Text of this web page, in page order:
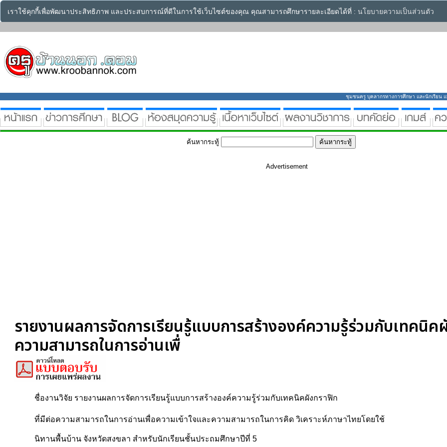
เราใช้คุกกี้เพื่อพัฒนาประสิทธิภาพ และประสบการณ์ที่ดีในการใช้เว็บไซต์ของคุณ คุณสามารถศึกษารายละเอียดได้ที่ : นโยบายความเป็นส่วนตัว
ชุมชนครู บุคลากรทางการศึกษา และนักเรียน
ค้นหากระทู้
Advertisement
รายงานผลการจัดการเรียนรู้แบบการสร้างองค์ความรู้ร่วมกับเทคนิ
ความสามารถในการอ่านเพื่
ชื่องานวิจัย รายงานผลการจัดการเรียนรู้แบบการสร้างองค์ความรู้ร่วมกับเทคนิคผังกราฟิก
ที่มีต่อความสามารถในการอ่านเพื่อความเข้าใจและความสามารถในการคิด วิเคราะห์ภาษาไทยโดยใช้
นิทานพื้นบ้าน จังหวัดสงขลา สำหรับนักเรียนชั้นประถมศึกษาปีที่ 5